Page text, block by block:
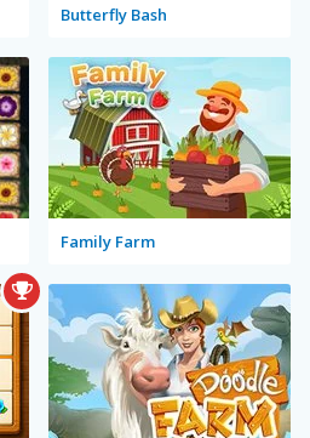
Butterfly Bash
Family Farm